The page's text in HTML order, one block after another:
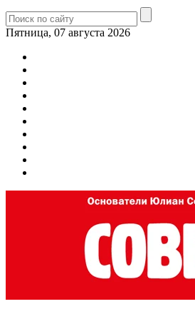
Пятница, 07 августа 2026